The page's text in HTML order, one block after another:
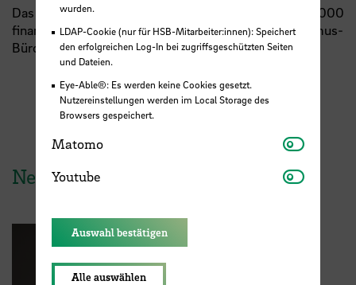
Das BIP wurde mit Erasmus-Mitteln in Höhe von € 6 000
finanziert. Bei der Organisation unterstützte das Erasmus-
Büro des International Office der Hochschule Bremen.
News aus der HSB
wurden.
LDAP-Cookie (nur für HSB-Mitarbeiter:innen): Speichert
den erfolgreichen Log-In bei zugriffsgeschützten Seiten
und Dateien.
Eye-Able®: Es werden keine Cookies gesetzt.
Nutzereinstellungen werden im Local Storage des
Browsers gespeichert.
Matomo Matomo
Youtube Youtube
Auswahl bestätigen
Alle auswählen